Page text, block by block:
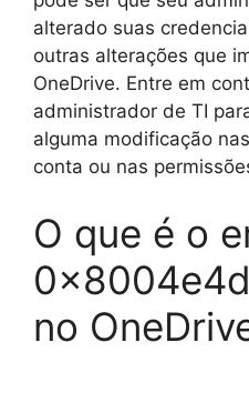
alterado suas
outras alterações que
OneDrive. Entre em
administrador de TI
alguma modificação
conta ou nas
O que é o
no